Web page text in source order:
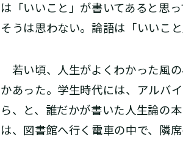
は「いいこと」が書いてあると思
そうは思わない。論語は「いいこ
若い頃、人生がよくわかった風
かあった。学生時代には、アルバ
ら、と、誰だかが書いた人生論の
は、図書館へ行く電車の中で、隣